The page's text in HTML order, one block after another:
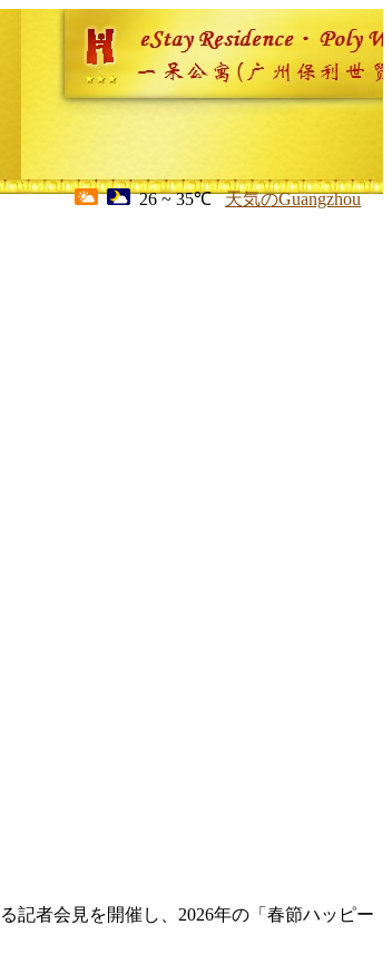
26 ~ 35℃ 天気のGuangzhou
記者会見を開催し、2026年の「春節ハッピー